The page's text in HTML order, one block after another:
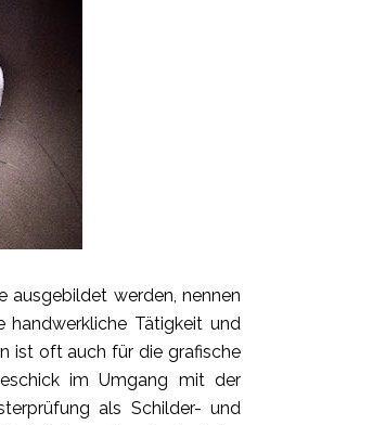
ausgebildet werden, nennen
handwerkliche Tätigkeit und
ist oft auch für die grafische
im Umgang mit der
als Schilder- und